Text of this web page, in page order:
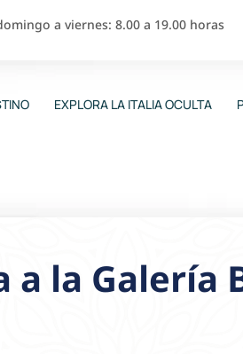
a viernes: 8.00 a 19.00 horas
EXPLORA LA ITALIA OCULTA
a la Galería